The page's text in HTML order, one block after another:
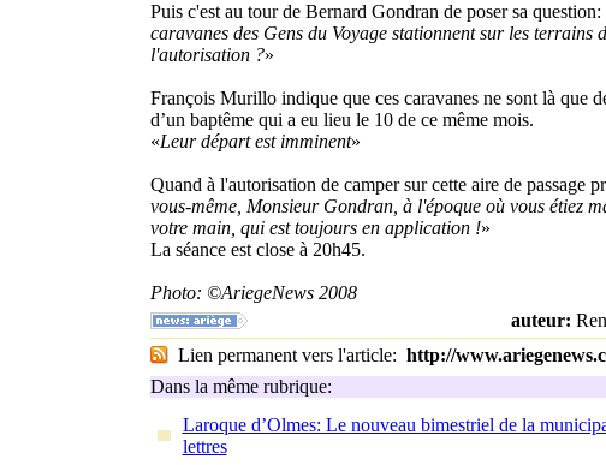
Puis c'est au tour de Bernard Gondran de poser sa question:
caravanes des Gens du Voyage stationnent sur les terrains
l'autorisation ?»
François Murillo indique que ces caravanes ne sont là que
d’un baptême qui a eu lieu le 10 de ce même mois.
«Leur départ est imminent»
Quand à l'autorisation de camper sur cette aire de passage
vous-même, Monsieur Gondran, à l'époque où vous étiez
votre main, qui est toujours en application !»
La séance est close à 20h45.
Photo: ©AriegeNews 2008
auteur:
Lien permanent vers l'article: http://
Dans la même rubrique:
Laroque d’Olmes: Le nouveau bimestriel de la
lettres